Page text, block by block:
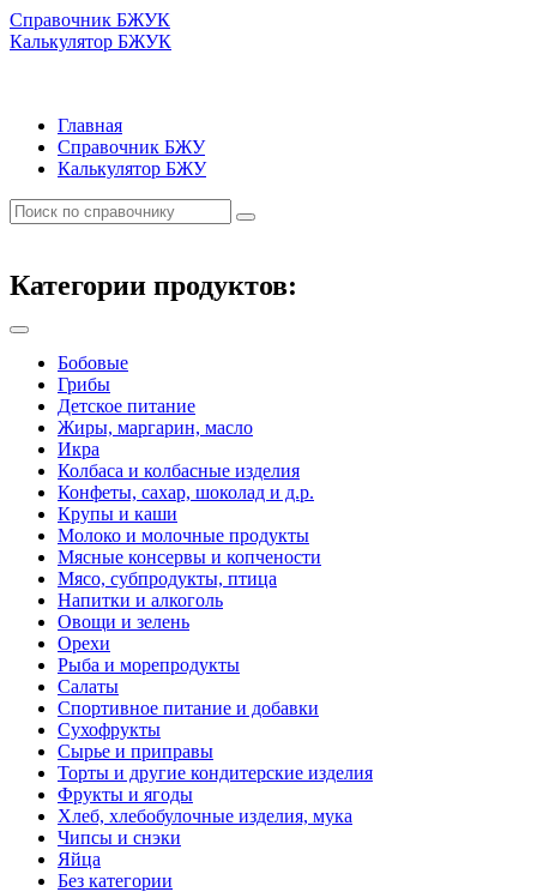
Справочник БЖУК
Калькулятор БЖУК
Главная
Справочник БЖУ
Калькулятор БЖУ
Категории продуктов:
Бобовые
Грибы
Детское питание
Жиры, маргарин, масло
Икра
Колбаса и колбасные изделия
Конфеты, сахар, шоколад и д.р.
Крупы и каши
Молоко и молочные продукты
Мясные консервы и копчености
Мясо, субпродукты, птица
Напитки и алкоголь
Овощи и зелень
Орехи
Рыба и морепродукты
Салаты
Спортивное питание и добавки
Сухофрукты
Сырье и приправы
Торты и другие кондитерские изделия
Фрукты и ягоды
Хлеб, хлебобулочные изделия, мука
Чипсы и снэки
Яйца
Без категории